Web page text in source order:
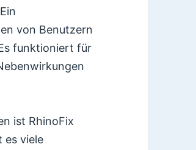
von Benutzern
funktioniert für
ist RhinoFix
es viele